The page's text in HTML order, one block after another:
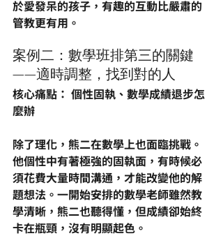
於愛發呆的孩子，有趣的互動比嚴肅的
管教更有用。
案例二：數學班排第三的關鍵
——適時調整，找到對的人
核心痛點： 個性固執、 數學成績退步怎
麼辦
除了理化，熊二在數學上也面臨挑戰。
他個性中有著極強的固執面，有時候必
須花費大量時間溝通，才能改變他的解
題想法。一開始安排的數學老師雖然教
學清晰，熊二也聽得懂，但成績卻始終
卡在瓶頸，沒有明顯起色。